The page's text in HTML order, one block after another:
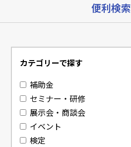
便利検索
カテゴリーで探す
補助金
セミナー・研修
展示会・商談会
イベント
検定